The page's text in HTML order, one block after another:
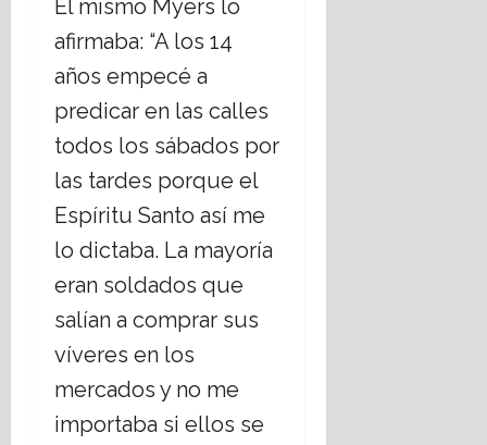
El mismo Myers lo
afirmaba: “A los 14
años empecé a
predicar en las calles
todos los sábados por
las tardes porque el
Espíritu Santo así me
lo dictaba. La mayoría
eran soldados que
salían a comprar sus
víveres en los
mercados y no me
importaba si ellos se